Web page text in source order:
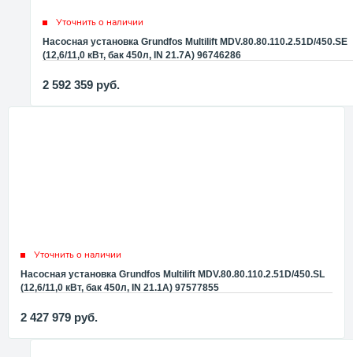
Уточнить о наличии
Насосная установка Grundfos Multilift MDV.80.80.110.2.51D/450.SE
(12,6/11,0 кВт, бак 450л, IN 21.7А) 96746286
2 592 359 руб.
Уточнить о наличии
Насосная установка Grundfos Multilift MDV.80.80.110.2.51D/450.SL
(12,6/11,0 кВт, бак 450л, IN 21.1А) 97577855
2 427 979 руб.